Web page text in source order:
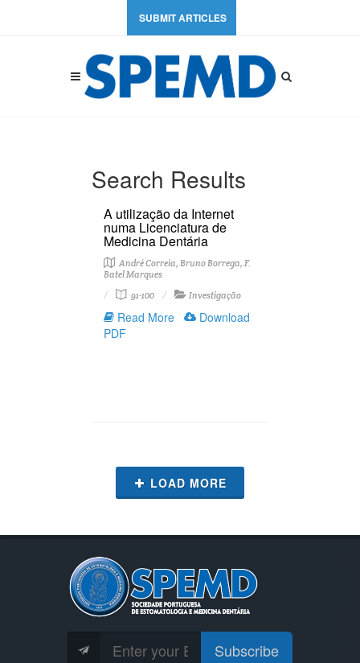
SUBMIT ARTICLES
Search Results
A utilização da Internet
numa Licenciatura de
Medicina Dentária
André Correia, Bruno Borrega, F.
Batel Marques
91-100
Investigação
Read More
Download
PDF
LOAD MORE
Subscribe